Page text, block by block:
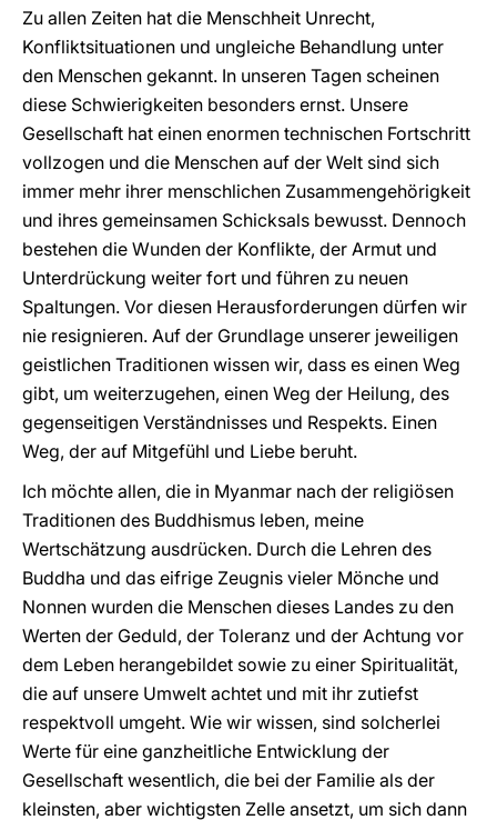
Zu allen Zeiten hat die Menschheit Unrecht,
Konfliktsituationen und ungleiche Behandlung unter
den Menschen gekannt. In unseren Tagen scheinen
diese Schwierigkeiten besonders ernst. Unsere
Gesellschaft hat einen enormen technischen Fortschritt
vollzogen und die Menschen auf der Welt sind sich
immer mehr ihrer menschlichen Zusammengehörigkeit
und ihres gemeinsamen Schicksals bewusst. Dennoch
bestehen die Wunden der Konflikte, der Armut und
Unterdrückung weiter fort und führen zu neuen
Spaltungen. Vor diesen Herausforderungen dürfen wir
nie resignieren. Auf der Grundlage unserer jeweiligen
geistlichen Traditionen wissen wir, dass es einen Weg
gibt, um weiterzugehen, einen Weg der Heilung, des
gegenseitigen Verständnisses und Respekts. Einen
Weg, der auf Mitgefühl und Liebe beruht.
Ich möchte allen, die in Myanmar nach der religiösen
Traditionen des Buddhismus leben, meine
Wertschätzung ausdrücken. Durch die Lehren des
Buddha und das eifrige Zeugnis vieler Mönche und
Nonnen wurden die Menschen dieses Landes zu den
Werten der Geduld, der Toleranz und der Achtung vor
dem Leben herangebildet sowie zu einer Spiritualität,
die auf unsere Umwelt achtet und mit ihr zutiefst
respektvoll umgeht. Wie wir wissen, sind solcherlei
Werte für eine ganzheitliche Entwicklung der
Gesellschaft wesentlich, die bei der Familie als der
kleinsten, aber wichtigsten Zelle ansetzt, um sich dann